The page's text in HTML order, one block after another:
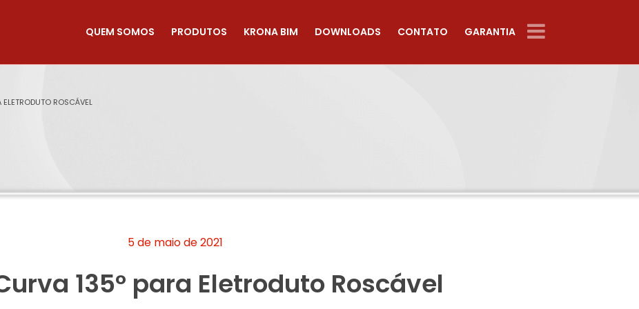
QUEM SOMOS PRODUTOS KRONA BIM DOWNLOADS CONTATO GARANTIA
ROSCÁVEL
5 de maio de 2021
135° para Eletroduto Roscável